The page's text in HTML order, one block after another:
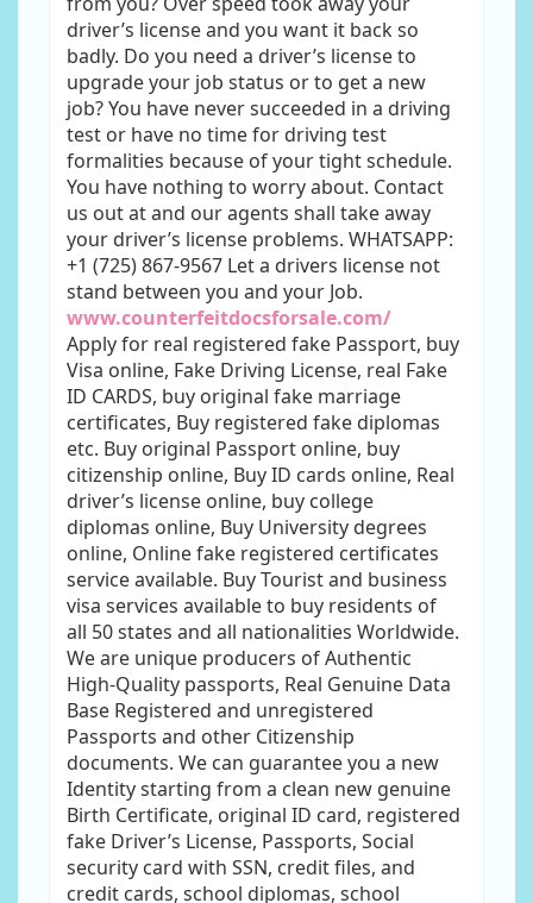
driver’s license and you want it back so
badly. Do you need a driver’s license to
upgrade your job status or to get a new
job? You have never succeeded in a driving
test or have no time for driving test
formalities because of your tight schedule.
You have nothing to worry about. Contact
us out at and our agents shall take away
your driver’s license problems. WHATSAPP:
+1 (725) 867-9567 Let a drivers license not
stand between you and your Job.
www.counterfeitdocsforsale.com/
Apply for real registered fake Passport, buy
Visa online, Fake Driving License, real Fake
ID CARDS, buy original fake marriage
certificates, Buy registered fake diplomas
etc. Buy original Passport online, buy
citizenship online, Buy ID cards online, Real
driver’s license online, buy college
diplomas online, Buy University degrees
online, Online fake registered certificates
service available. Buy Tourist and business
visa services available to buy residents of
all 50 states and all nationalities Worldwide.
We are unique producers of Authentic
High-Quality passports, Real Genuine Data
Base Registered and unregistered
Passports and other Citizenship
documents. We can guarantee you a new
Identity starting from a clean new genuine
Birth Certificate, original ID card, registered
fake Driver’s License, Passports, Social
security card with SSN, credit files, and
credit cards, school diplomas, school